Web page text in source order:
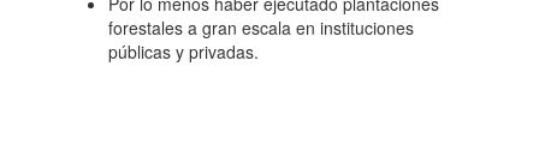
forestales a gran escala en instituciones
públicas y privadas.